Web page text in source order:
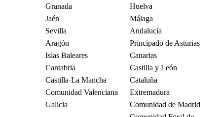
Granada
Huelva
Jaén
Málaga
Sevilla
Andalucía
Aragón
Principado de Asturias
Islas Baleares
Canarias
Cantabria
Castilla y León
Castilla-La Mancha
Cataluña
Comunidad Valenciana
Extremadura
Galicia
Comunidad de Madrid